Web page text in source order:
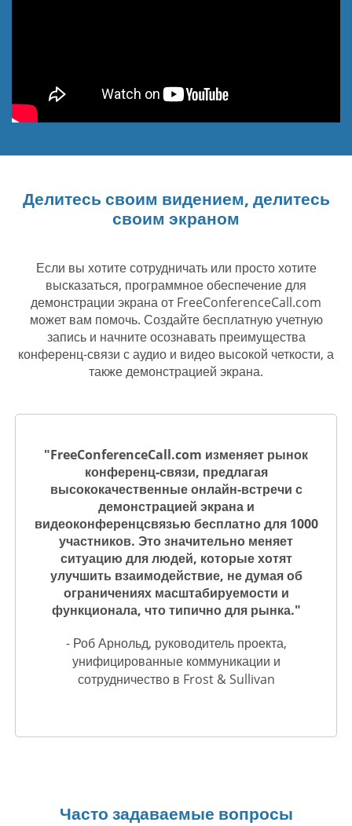
Делитесь своим видением, делитесь
своим экраном
Если вы хотите сотрудничать или просто хотите
высказаться, программное обеспечение для
демонстрации экрана от FreeConferenceCall.com
может вам помочь. Создайте бесплатную учетную
запись и начните осознавать преимущества
конференц-связи с аудио и видео высокой четкости, а
также демонстрацией экрана.
"FreeConferenceCall.com изменяет рынок
конференц-связи, предлагая
высококачественные онлайн-встречи с
демонстрацией экрана и
видеоконференцсвязью бесплатно для 1000
участников. Это значительно меняет
ситуацию для людей, которые хотят
улучшить взаимодействие, не думая об
ограничениях масштабируемости и
функционала, что типично для рынка."
- Роб Арнольд, руководитель проекта,
унифицированные коммуникации и
сотрудничество в Frost & Sullivan
Часто задаваемые вопросы